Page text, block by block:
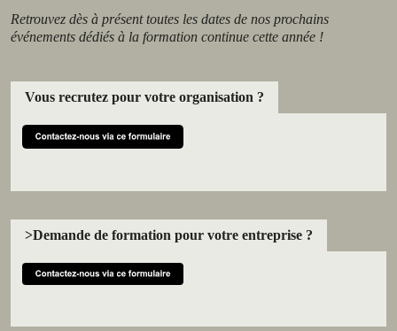
Retrouvez dès à présent toutes les dates de nos prochains
événements dédiés à la formation continue cette année !
Vous recrutez pour votre organisation ?
>Demande de formation pour votre entreprise ?